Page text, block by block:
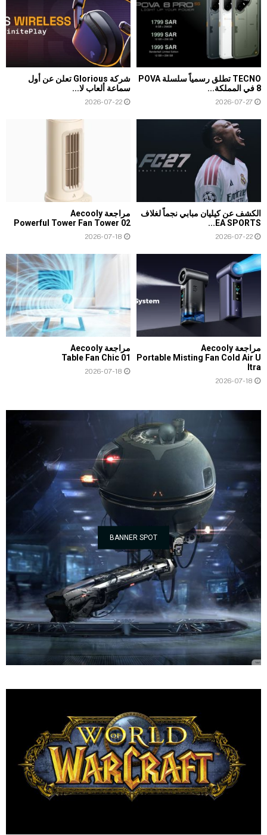
TECNO تطلق رسمياً سلسلة POVA
8 في المملكة...
2026-07-27
شركة Glorious تعلن عن أول
سماعة ألعاب لا...
2026-07-22
الكشف عن كيليان مبابي نجماً لغلاف
EA SPORTS...
2026-07-22
مراجعة Aecooly
Powerful Tower Fan Tower 02
2026-07-18
مراجعة Aecooly
Portable Misting Fan Cold Air U
ltra
2026-07-18
مراجعة Aecooly
Table Fan Chic 01
2026-07-18
BANNER SPOT